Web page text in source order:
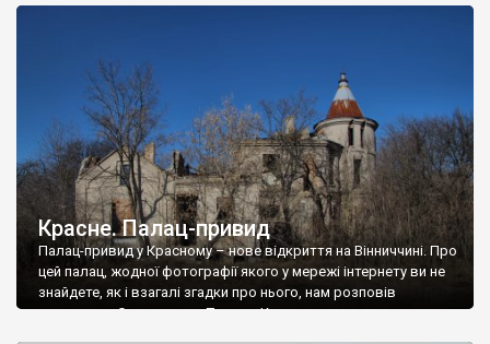
Красне. Палац-привид
Палац-привид у Красному – нове відкриття на Вінниччині. Про
цей палац, жодної фотографії якого у мережі інтернету ви не
знайдете, як і взагалі згадки про нього, нам розповів
мешканець Самгородка. Палац у Красному вразив не лише